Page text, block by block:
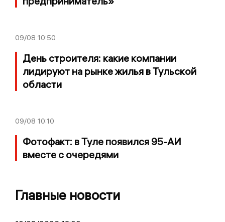
09/08 10:50
День строителя: какие компании
лидируют на рынке жилья в Тульской
области
09/08 10:10
Фотофакт: в Туле появился 95-АИ
вместе с очередями
Главные новости